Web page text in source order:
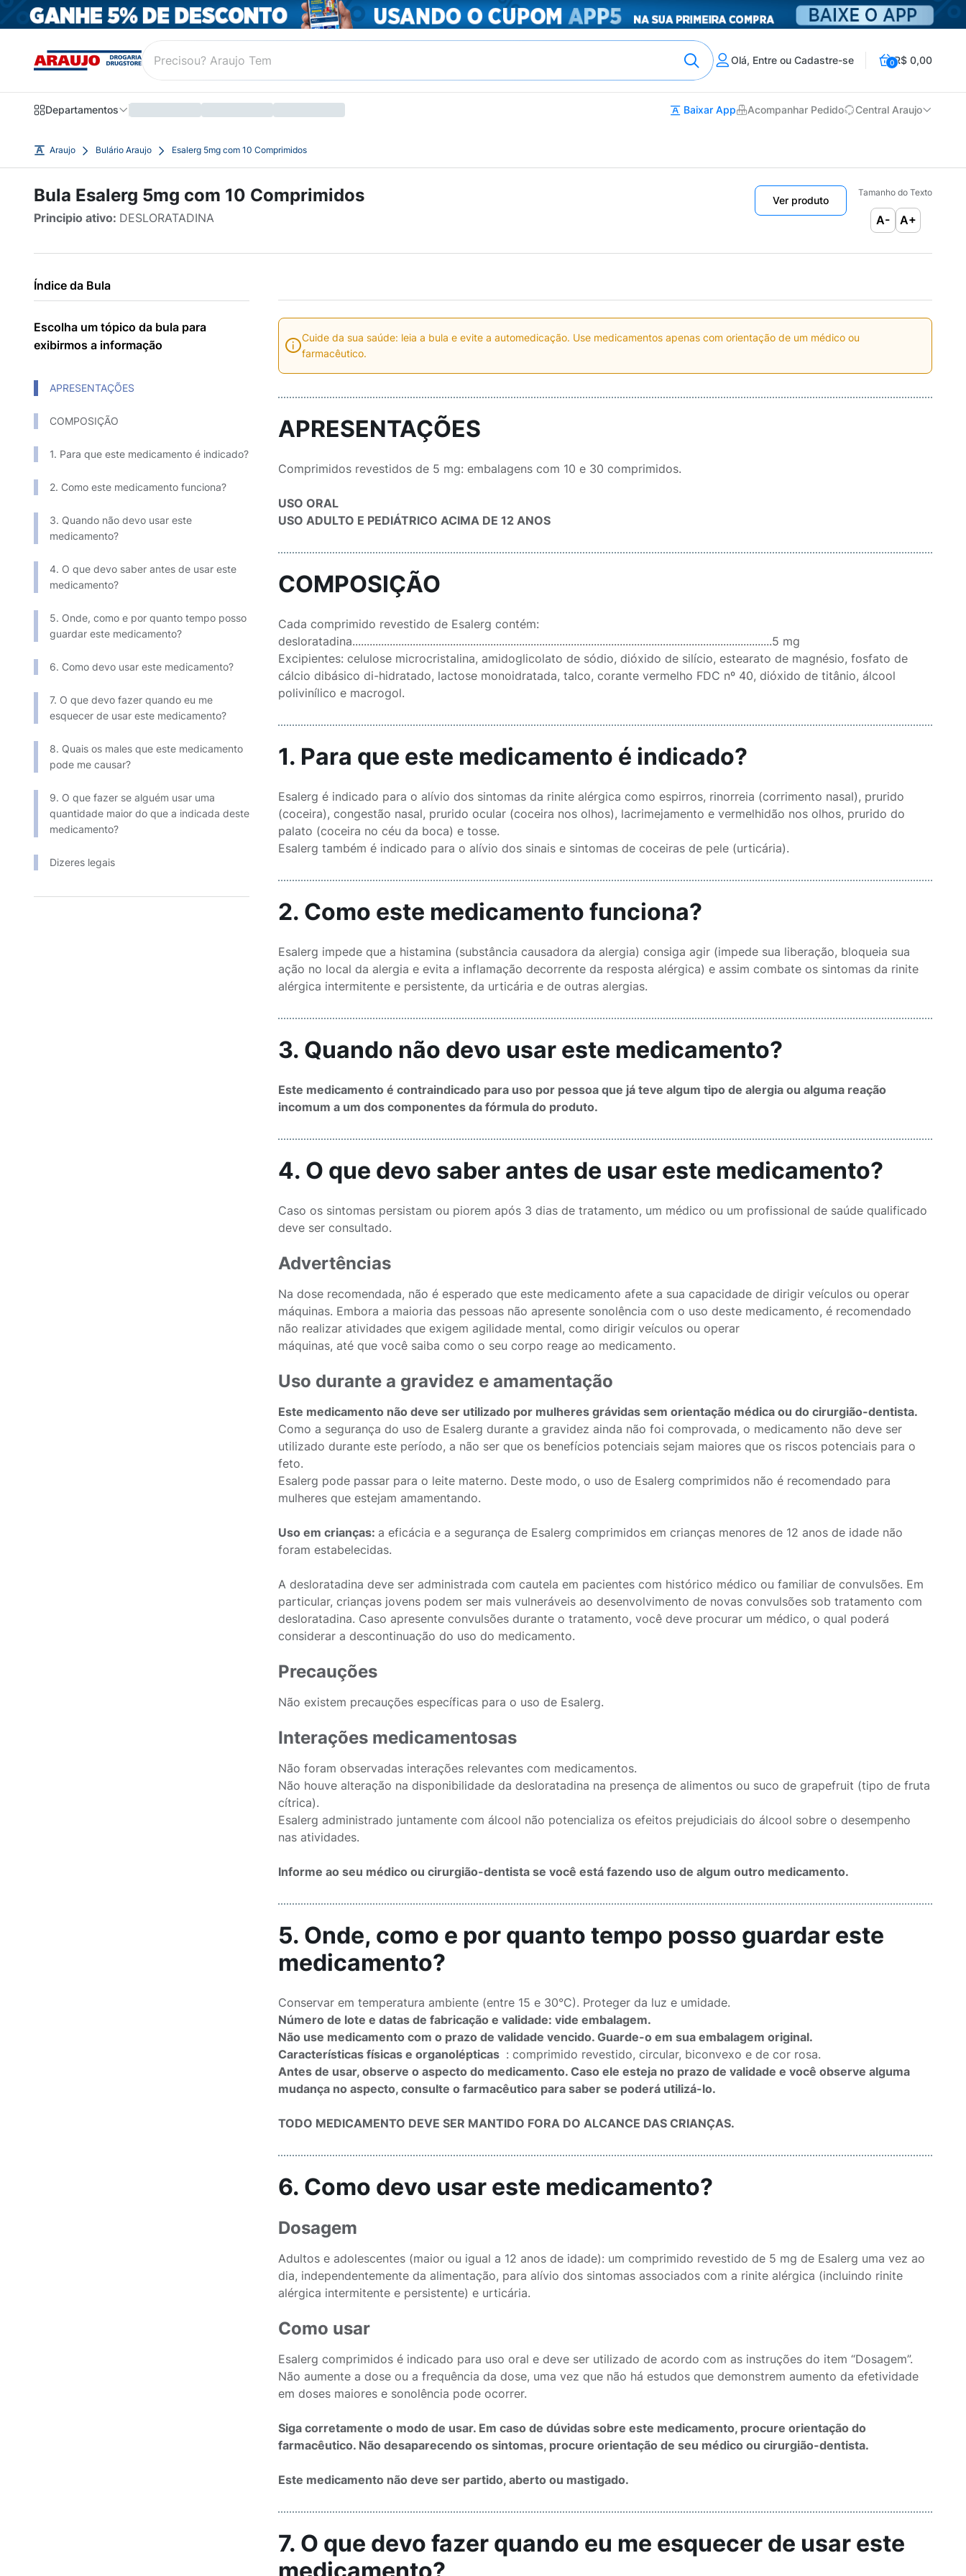
Olá, Entre ou Cadastre-se 0R$ 0,00
Departamentos Baixar App Acompanhar Pedido Central Araujo
Araujo Bulário Araujo Esalerg 5mg com 10 Comprimidos
Bula Esalerg 5mg com 10 Comprimidos
Principio ativo: DESLORATADINA
Ver produto
Tamanho do Texto
A- A+
Índice da Bula
Escolha um tópico da bula para
exibirmos a informação
APRESENTAÇÕES
COMPOSIÇÃO
1. Para que este medicamento é indicado?
2. Como este medicamento funciona?
3. Quando não devo usar este
medicamento?
4. O que devo saber antes de usar este
medicamento?
5. Onde, como e por quanto tempo posso
guardar este medicamento?
6. Como devo usar este medicamento?
7. O que devo fazer quando eu me
esquecer de usar este medicamento?
8. Quais os males que este medicamento
pode me causar?
9. O que fazer se alguém usar uma
quantidade maior do que a indicada deste
medicamento?
Dizeres legais
Cuide da sua saúde: leia a bula e evite a automedicação. Use medicamentos apenas com orientação de um médico ou
farmacêutico.
APRESENTAÇÕES
Comprimidos revestidos de 5 mg: embalagens com 10 e 30 comprimidos.
USO ORAL
USO ADULTO E PEDIÁTRICO ACIMA DE 12 ANOS
COMPOSIÇÃO
Cada comprimido revestido de Esalerg contém:
desloratadina..................................................................................................................................................5 mg
Excipientes: celulose microcristalina, amidoglicolato de sódio, dióxido de silício, estearato de magnésio, fosfato de
cálcio dibásico di-hidratado, lactose monoidratada, talco, corante vermelho FDC nº 40, dióxido de titânio, álcool
polivinílico e macrogol.
1. Para que este medicamento é indicado?
Esalerg é indicado para o alívio dos sintomas da rinite alérgica como espirros, rinorreia (corrimento nasal), prurido
(coceira), congestão nasal, prurido ocular (coceira nos olhos), lacrimejamento e vermelhidão nos olhos, prurido do
palato (coceira no céu da boca) e tosse.
Esalerg também é indicado para o alívio dos sinais e sintomas de coceiras de pele (urticária).
2. Como este medicamento funciona?
Esalerg impede que a histamina (substância causadora da alergia) consiga agir (impede sua liberação, bloqueia sua
ação no local da alergia e evita a inflamação decorrente da resposta alérgica) e assim combate os sintomas da rinite
alérgica intermitente e persistente, da urticária e de outras alergias.
3. Quando não devo usar este medicamento?
Este medicamento é contraindicado para uso por pessoa que já teve algum tipo de alergia ou alguma reação
incomum a um dos componentes da fórmula do produto.
4. O que devo saber antes de usar este medicamento?
Caso os sintomas persistam ou piorem após 3 dias de tratamento, um médico ou um profissional de saúde qualificado
deve ser consultado.
Advertências
Na dose recomendada, não é esperado que este medicamento afete a sua capacidade de dirigir veículos ou operar
máquinas. Embora a maioria das pessoas não apresente sonolência com o uso deste medicamento, é recomendado
não realizar atividades que exigem agilidade mental, como dirigir veículos ou operar
máquinas, até que você saiba como o seu corpo reage ao medicamento.
Uso durante a gravidez e amamentação
Este medicamento não deve ser utilizado por mulheres grávidas sem orientação médica ou do cirurgião-dentista.
Como a segurança do uso de Esalerg durante a gravidez ainda não foi comprovada, o medicamento não deve ser
utilizado durante este período, a não ser que os benefícios potenciais sejam maiores que os riscos potenciais para o
feto.
Esalerg pode passar para o leite materno. Deste modo, o uso de Esalerg comprimidos não é recomendado para
mulheres que estejam amamentando.
Uso em crianças: a eficácia e a segurança de Esalerg comprimidos em crianças menores de 12 anos de idade não
foram estabelecidas.
A desloratadina deve ser administrada com cautela em pacientes com histórico médico ou familiar de convulsões. Em
particular, crianças jovens podem ser mais vulneráveis ao desenvolvimento de novas convulsões sob tratamento com
desloratadina. Caso apresente convulsões durante o tratamento, você deve procurar um médico, o qual poderá
considerar a descontinuação do uso do medicamento.
Precauções
Não existem precauções específicas para o uso de Esalerg.
Interações medicamentosas
Não foram observadas interações relevantes com medicamentos.
Não houve alteração na disponibilidade da desloratadina na presença de alimentos ou suco de grapefruit (tipo de fruta
cítrica).
Esalerg administrado juntamente com álcool não potencializa os efeitos prejudiciais do álcool sobre o desempenho
nas atividades.
Informe ao seu médico ou cirurgião-dentista se você está fazendo uso de algum outro medicamento.
5. Onde, como e por quanto tempo posso guardar este
medicamento?
Conservar em temperatura ambiente (entre 15 e 30°C). Proteger da luz e umidade.
Número de lote e datas de fabricação e validade: vide embalagem.
Não use medicamento com o prazo de validade vencido. Guarde-o em sua embalagem original.
Características físicas e organolépticas : comprimido revestido, circular, biconvexo e de cor rosa.
Antes de usar, observe o aspecto do medicamento. Caso ele esteja no prazo de validade e você observe alguma
mudança no aspecto, consulte o farmacêutico para saber se poderá utilizá-lo.
TODO MEDICAMENTO DEVE SER MANTIDO FORA DO ALCANCE DAS CRIANÇAS.
6. Como devo usar este medicamento?
Dosagem
Adultos e adolescentes (maior ou igual a 12 anos de idade): um comprimido revestido de 5 mg de Esalerg uma vez ao
dia, independentemente da alimentação, para alívio dos sintomas associados com a rinite alérgica (incluindo rinite
alérgica intermitente e persistente) e urticária.
Como usar
Esalerg comprimidos é indicado para uso oral e deve ser utilizado de acordo com as instruções do item “Dosagem”.
Não aumente a dose ou a frequência da dose, uma vez que não há estudos que demonstrem aumento da efetividade
em doses maiores e sonolência pode ocorrer.
Siga corretamente o modo de usar. Em caso de dúvidas sobre este medicamento, procure orientação do
farmacêutico. Não desaparecendo os sintomas, procure orientação de seu médico ou cirurgião-dentista.
Este medicamento não deve ser partido, aberto ou mastigado.
7. O que devo fazer quando eu me esquecer de usar este